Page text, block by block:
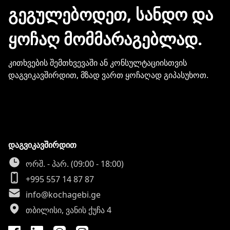
მონაცემების და სხვა პირადი
ინფორმაციის გაზიარება.
ᲒᲔᲒᲣᲚᲔᲑᲝᲓᲔᲗ, ᲡᲐᲜᲓᲝ ᲓᲐ
ᲧᲝᲩᲐᲦ ᲛᲝᲛᲛᲐᲠᲐᲒᲔᲑᲚᲐᲓ.
კითხვების შემთხვევაში ან კონსულტაციისთვის
დაგვიკავშირდით, მზად ვართ ყოჩაღად გიპასუხოთ.
დაგვიკავშირდით
ორშ. - პარ. (09:00 - 18:00)
+995 557 14 87 87
info@kochagebi.ge
თბილისი, ვანის ქუჩა 4